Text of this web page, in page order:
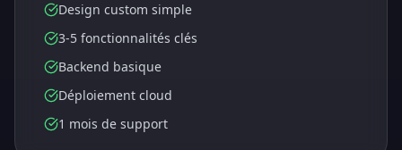
Design custom simple
3-5 fonctionnalités clés
Backend basique
Déploiement cloud
1 mois de support